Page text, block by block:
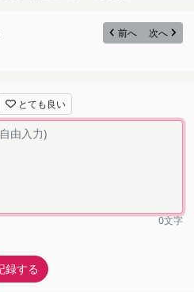
前へ
次へ
とても良い
0文字